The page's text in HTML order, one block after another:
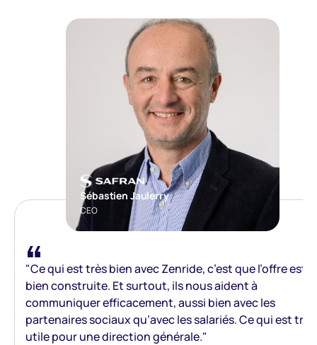
Sébastien Jaulerry
CEO
"Ce qui est très bien avec Zenride, c’est que l’offre est
bien construite. Et surtout, ils nous aident à
communiquer efficacement, aussi bien avec les
partenaires sociaux qu’avec les salariés. Ce qui est très
utile pour une direction générale."